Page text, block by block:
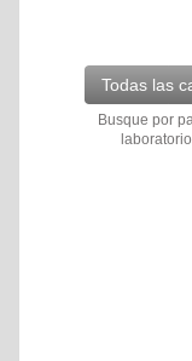
Todas las
Busque por